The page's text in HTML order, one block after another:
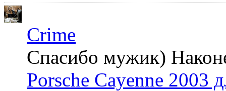
Crime
Спасибо мужик)
Porsche Cayenne 2003